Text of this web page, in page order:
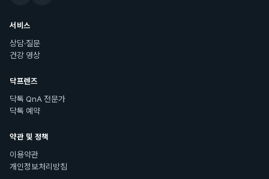
서비스
상담·질문
건강 영상
닥프렌즈
닥톡 QnA 전문가
닥톡 예약
약관 및 정책
이용약관
개인정보처리방침